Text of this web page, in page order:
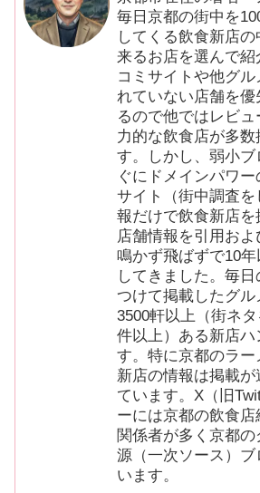
毎日京都の街中を
してくる飲食新店
来るお店を選んで紹
コミサイトや他グ
れていない店舗を
るので他ではレビ
力的な飲食店が多数
す。しかし、弱小
ぐにドメインパワ
サイト（街中調査
報だけで飲食新店
店舗情報を引用お
鳴かず飛ばずで10
してきました。毎
つけて掲載したグ
3500軒以上（街ネ
件以上）ある新店
す。特に京都のラ
新店の情報は掲載
ています。X（旧
ーには京都の飲食店
関係者が多く京都
源（一次ソース）
います。